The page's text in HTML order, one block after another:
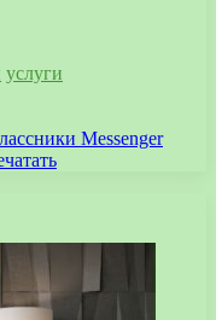
услуги
Messenger